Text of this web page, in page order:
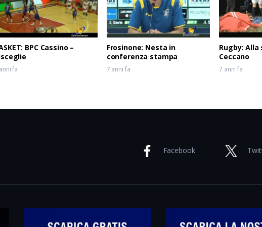
BPC Cassino –
fa
Frosinone: Nesta in
conferenza stampa
7 anni fa
Rugby:
Ceccano
7 anni fa
Facebook